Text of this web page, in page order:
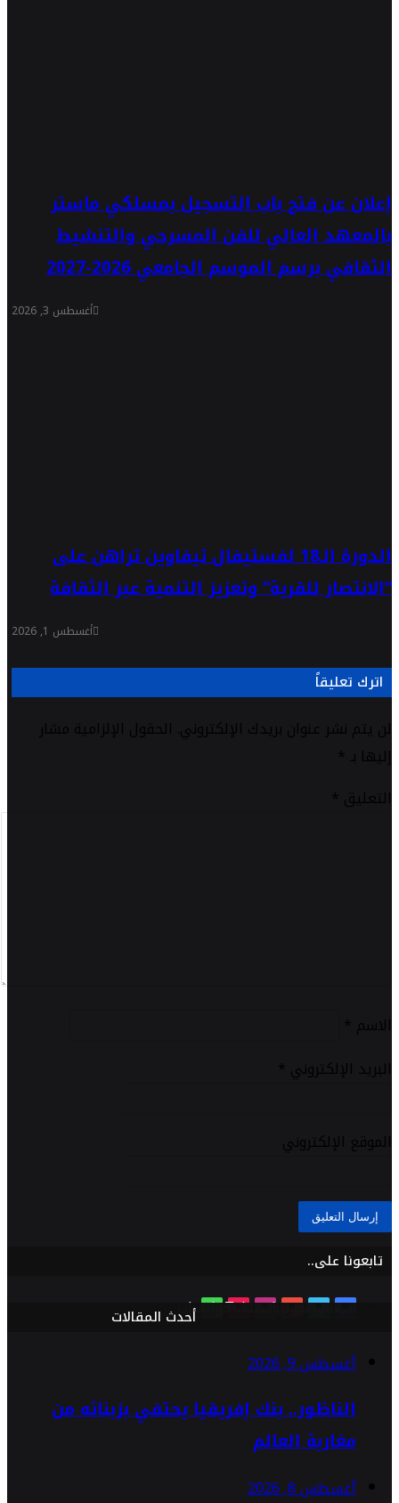
إعلان عن فتح باب التسجيل بمسلكي ماستر
بالمعهد العالي للفن المسرحي والتنشيط
الثقافي برسم الموسم الجامعي 2026-2027
أغسطس 3, 2026
الدورة الـ18 لفستيفال تيفاوين تراهن على
“الانتصار للقرية” وتعزيز التنمية عبر الثقافة
أغسطس 1, 2026
اترك تعليقاً
لن يتم نشر عنوان بريدك الإلكتروني. الحقول الإلزامية مشار
إليها بـ *
التعليق *
الاسم *
البريد الإلكتروني *
الموقع الإلكتروني
تابعونا على..
فيسبوك
تويتريوتيوبانستقرام
TikTokواتسابأحدث المقالات
أغسطس 9, 2026
الناظور.. بنك إفريقيا يحتفي بزبنائه من
مغاربة العالم
أغسطس 8, 2026